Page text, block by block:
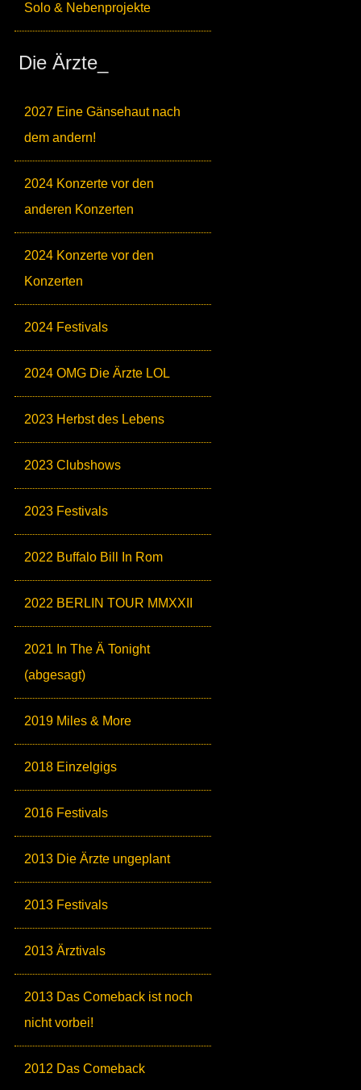
Solo & Nebenprojekte
Die Ärzte_
2027 Eine Gänsehaut nach
dem andern!
2024 Konzerte vor den
anderen Konzerten
2024 Konzerte vor den
Konzerten
2024 Festivals
2024 OMG Die Ärzte LOL
2023 Herbst des Lebens
2023 Clubshows
2023 Festivals
2022 Buffalo Bill In Rom
2022 BERLIN TOUR MMXXII
2021 In The Ä Tonight
(abgesagt)
2019 Miles & More
2018 Einzelgigs
2016 Festivals
2013 Die Ärzte ungeplant
2013 Festivals
2013 Ärztivals
2013 Das Comeback ist noch
nicht vorbei!
2012 Das Comeback